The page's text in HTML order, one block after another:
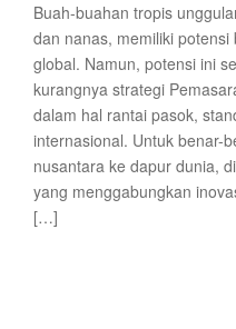
Buah-buahan tropis
dan nanas, memiliki
global. Namun, potensi ini
kurangnya strategi
dalam hal rantai pasok,
internasional. Untuk benar-
nusantara ke dapur dunia,
yang menggabungkan
[…]